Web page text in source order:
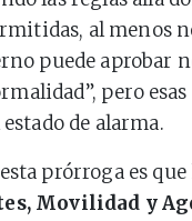
al menos
puede aprobar
pero
de alarma.
prórroga es que
Movilidad y